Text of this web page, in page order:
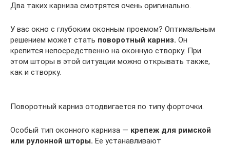
Два таких карниза смотрятся очень оригинально.
У вас окно с глубоким оконным проемом? Оптимальным
решением может стать поворотный карниз. Он
крепится непосредственно на оконную створку. При
этом шторы в этой ситуации можно открывать также,
как и створку.
Поворотный карниз отодвигается по типу форточки.
Особый тип оконного карниза — крепеж для римской
или рулонной шторы. Ее устанавливают